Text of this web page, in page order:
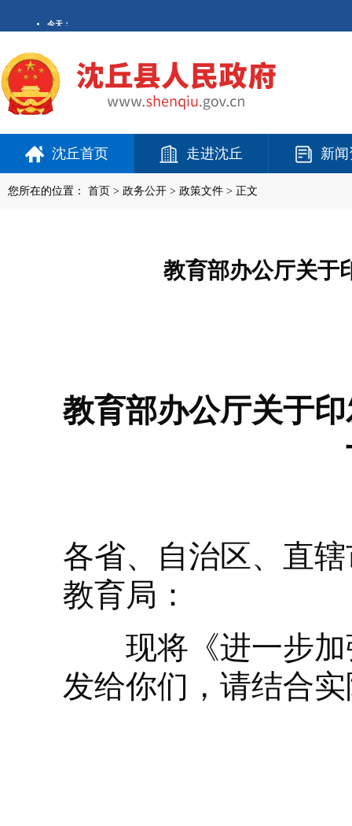
沈丘首页 走进沈丘 新
您所在的位置： 首页 > 政务公开 > 政策文件 > 正文
教育部办公厅关于
教育部办公厅关于
各省、自治区、直
教育局：
现将《进一步加
发给你们，请结合